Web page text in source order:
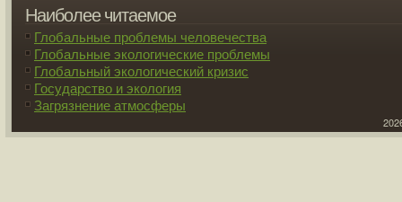
Наиболее читаемое
Глобальные проблемы человечества
Глобальные экологические проблемы
Глобальный экологический кризис
Государство и экология
Загрязнение атмосферы